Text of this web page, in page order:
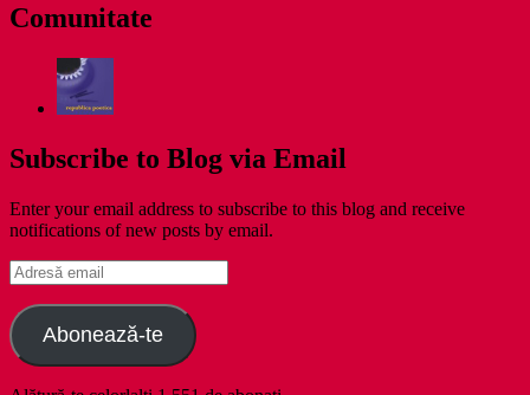
Comunitate
Subscribe to Blog via Email
Enter your email address to subscribe to this blog and receive
notifications of new posts by email.
Adresă
email
Abonează-te